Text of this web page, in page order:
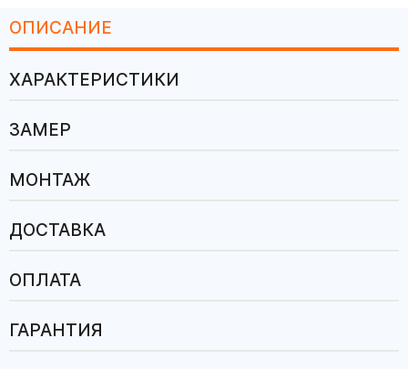
ОПИСАНИЕ
ХАРАКТЕРИСТИКИ
ЗАМЕР
МОНТАЖ
ДОСТАВКА
ОПЛАТА
ГАРАНТИЯ